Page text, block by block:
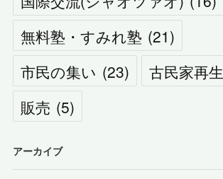
無料塾・すみれ塾 (21)
市民の集い (23) 古民家再生
販売 (5)
アーカイブ